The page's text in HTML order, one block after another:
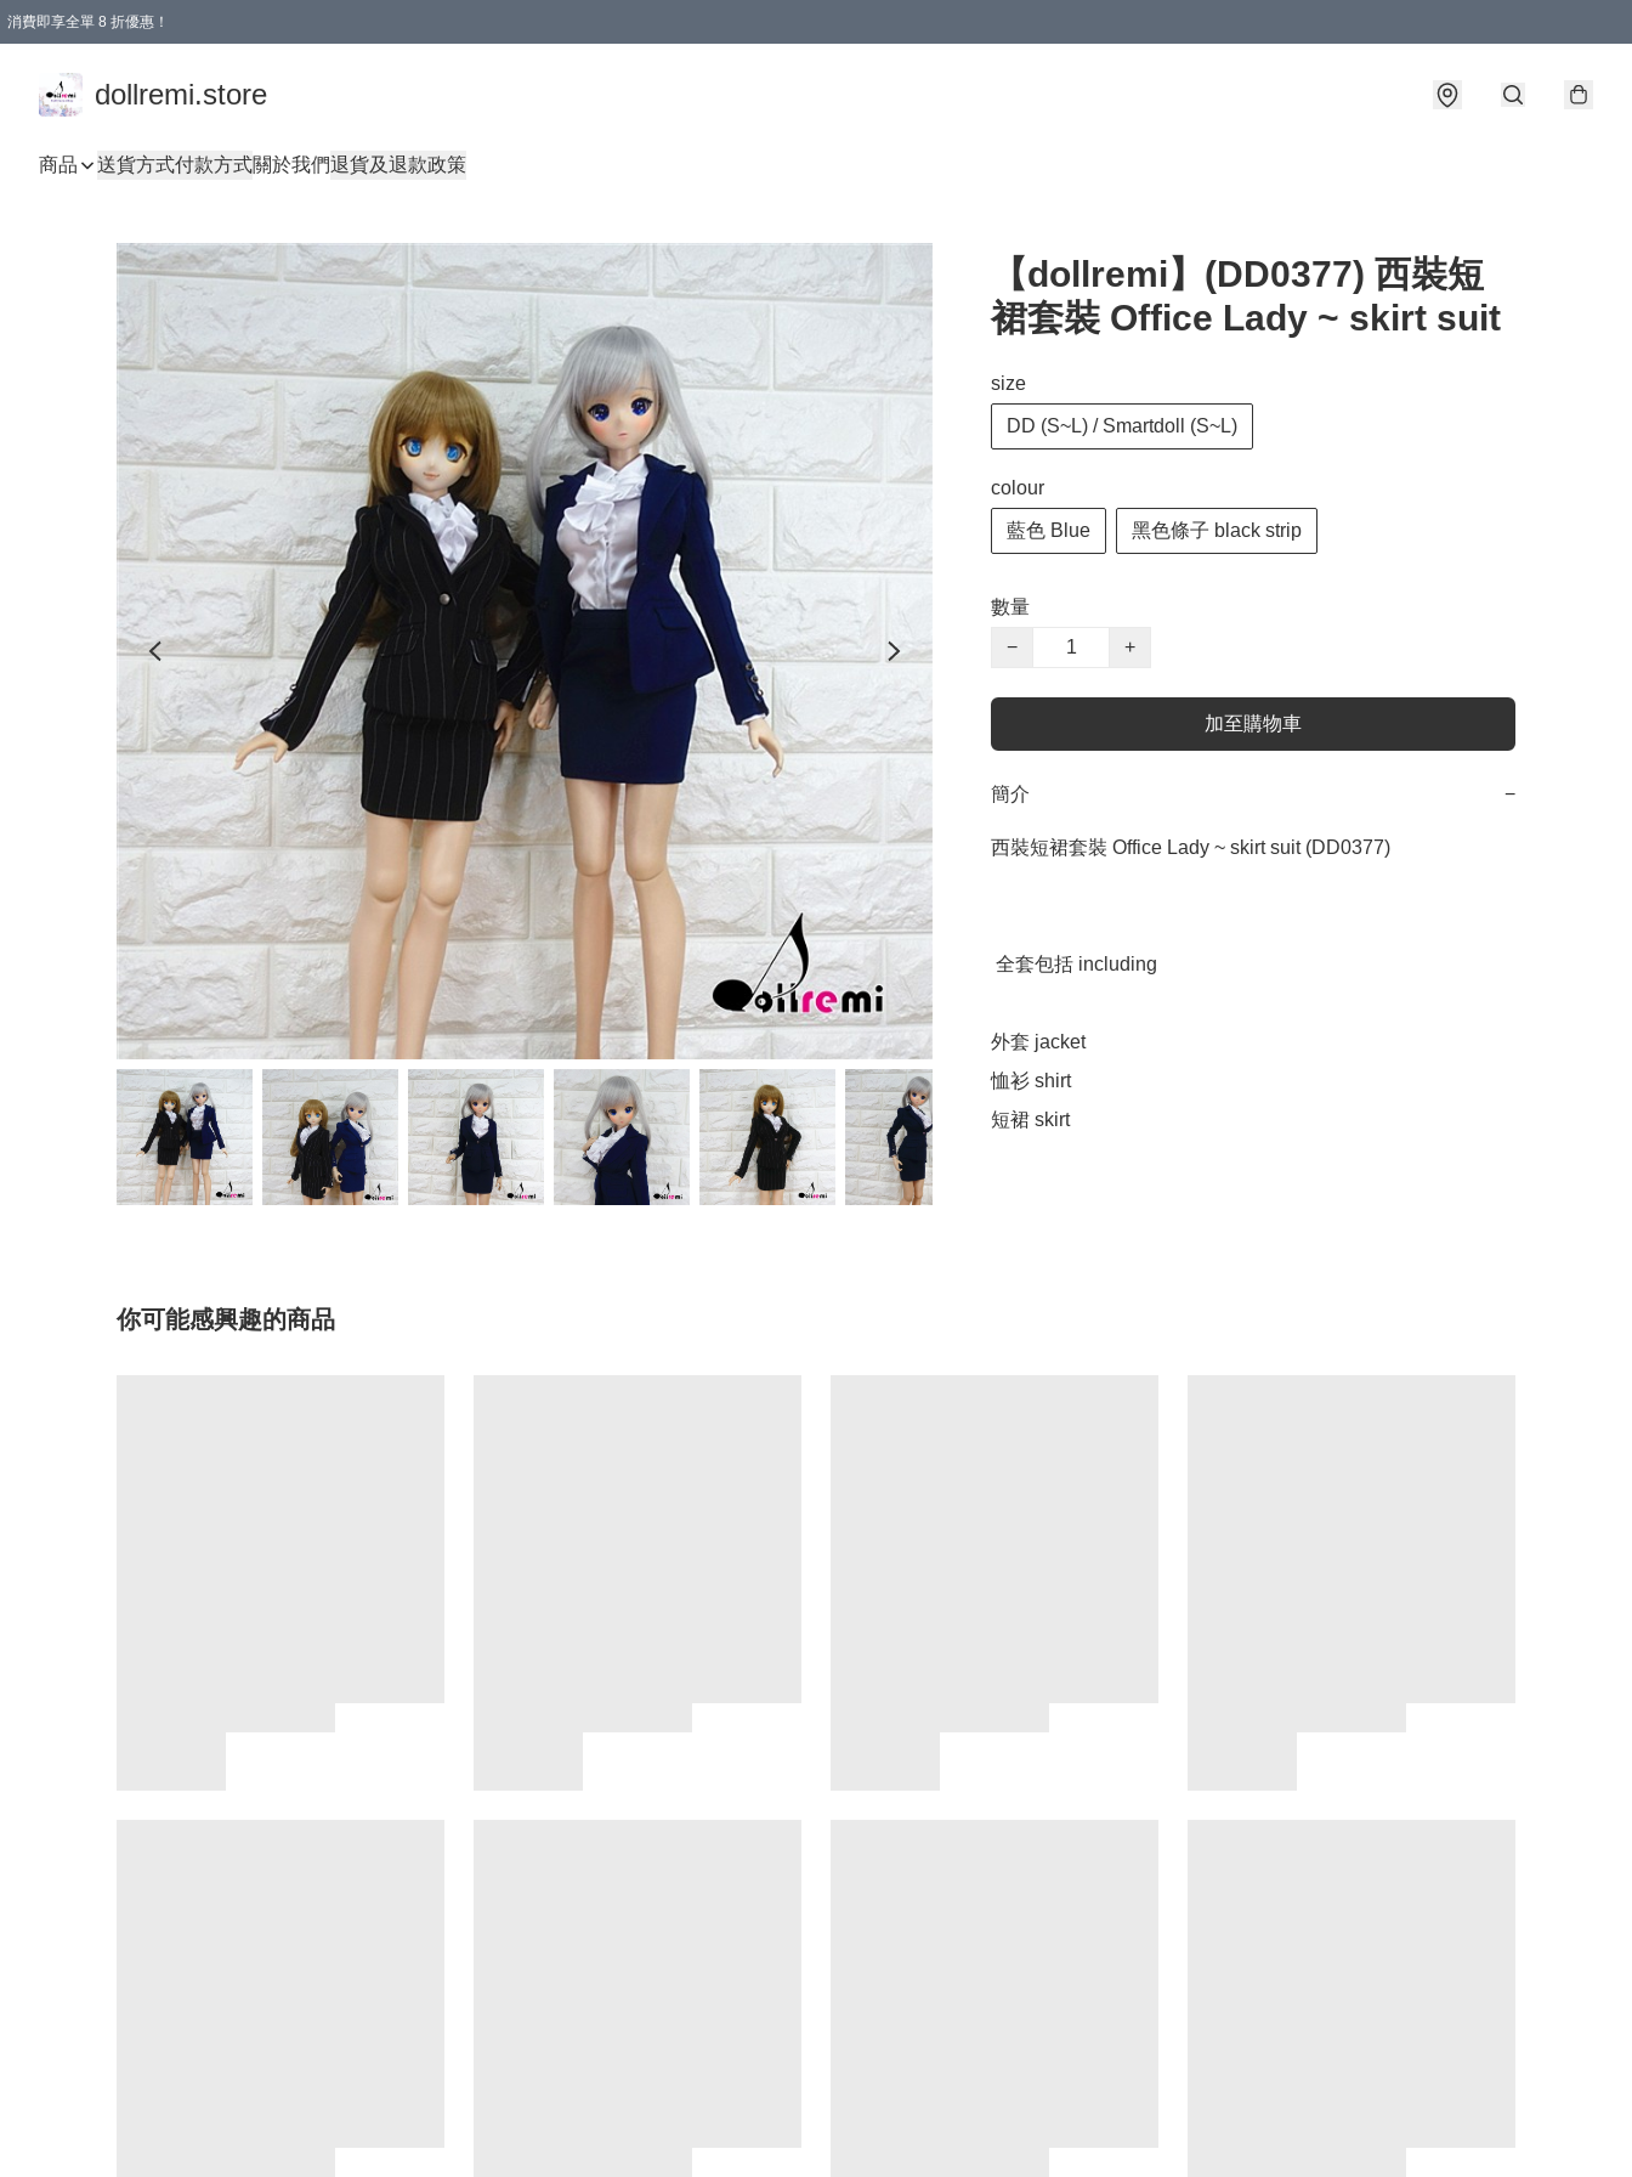
消費即享全單 8 折優惠！
dollremi.store
商品 送貨方式付款方式關於我們退貨及退款政策
【dollremi】(DD0377) 西裝短
裙套裝 Office Lady ~ skirt suit
size
DD (S~L) / Smartdoll (S~L)
colour
藍色 Blue 黑色條子 black strip
數量
−
+
加至購物車
簡介 −
西裝短裙套裝 Office Lady ~ skirt suit (DD0377)
外套 jacket
恤衫 shirt
你可能感興趣的商品